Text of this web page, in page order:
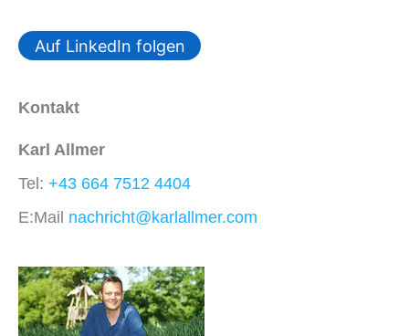
Auf LinkedIn folgen
Kontakt
Karl Allmer
Tel: +43 664 7512 4404
E:Mail nachricht@karlallmer.com